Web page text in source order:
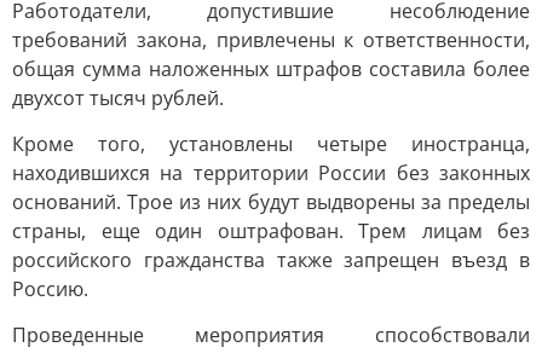
Работодатели, допустившие несоблюдение
требований закона, привлечены к ответственности,
общая сумма наложенных штрафов составила более
двухсот тысяч рублей.
Кроме того, установлены четыре иностранца,
находившихся на территории России без законных
оснований. Трое из них будут выдворены за пределы
страны, еще один оштрафован. Трем лицам без
российского гражданства также запрещен въезд в
Россию.
Проведенные мероприятия способствовали